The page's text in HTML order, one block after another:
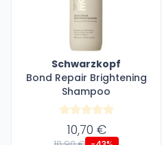
Schwarzkopf
Bond Repair Brightening
Shampoo
10,70 €